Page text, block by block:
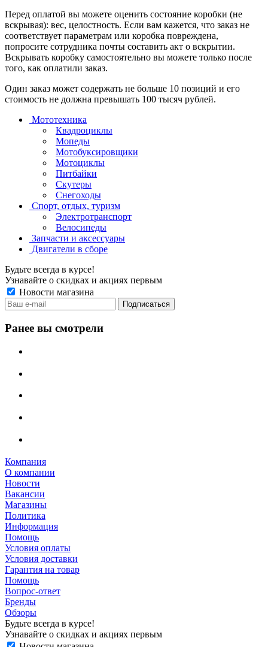
Перед оплатой вы можете оценить состояние коробки (не
вскрывая): вес, целостность. Если вам кажется, что заказ не
соответствует параметрам или коробка повреждена,
попросите сотрудника почты составить акт о вскрытии.
Вскрывать коробку самостоятельно вы можете только после
того, как оплатили заказ.
Один заказ может содержать не больше 10 позиций и его
стоимость не должна превышать 100 тысяч рублей.
Мототехника
Квадроциклы
Мопеды
Мотобуксировщики
Мотоциклы
Питбайки
Скутеры
Снегоходы
Спорт, отдых, туризм
Электротранспорт
Велосипеды
Запчасти и аксессуары
Двигатели в сборе
Будьте всегда в курсе!
Узнавайте о скидках и акциях первым
Новости магазина
Ранее вы смотрели
Компания
О компании
Новости
Вакансии
Магазины
Политика
Информация
Помощь
Условия оплаты
Условия доставки
Гарантия на товар
Помощь
Вопрос-ответ
Бренды
Обзоры
Будьте всегда в курсе!
Узнавайте о скидках и акциях первым